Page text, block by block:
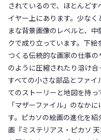
されているので、ほとんど
イヤー上にあります。少な
まな背景画像のレベルと、
クで成り立っています。下
つくる伝統的な画家の仕事
のように圧縮されたり溶け
すべての小さな部品とファ
てのストーリーと地図を持
「マザーファイル」のなか
す。ピカソの絵画の進化を
画『ミステリアス・ピカソ